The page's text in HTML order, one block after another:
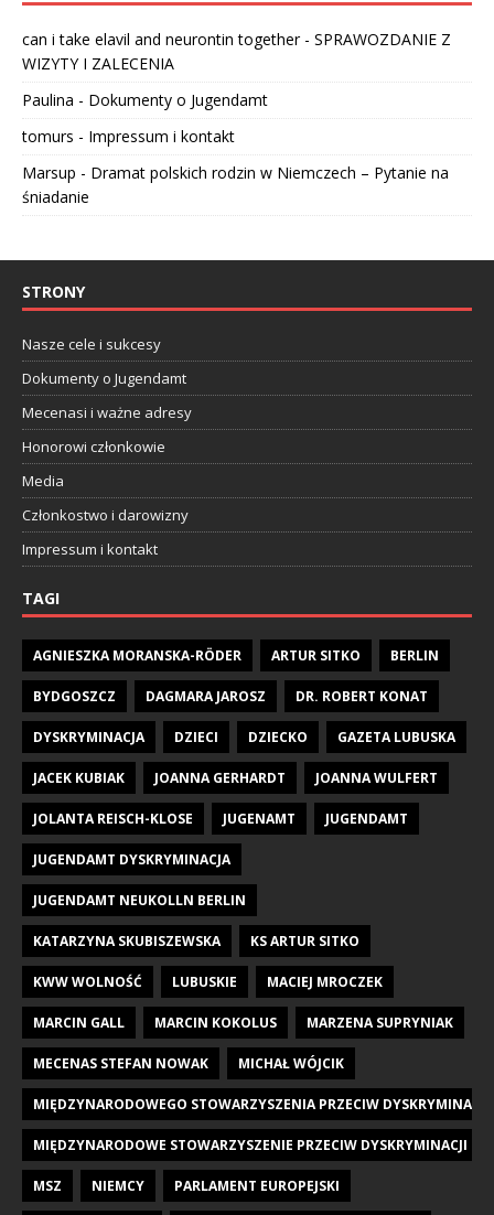
can i take elavil and neurontin together- SPRAWOZDANIE Z
WIZYTY I ZALECENIA
Paulina - Dokumenty o Jugendamt
tomurs - Impressum i kontakt
Marsup - Dramat polskich rodzin w Niemczech – Pytanie na
śniadanie
STRONY
Nasze cele i sukcesy
Dokumenty o Jugendamt
Mecenasi i ważne adresy
Honorowi członkowie
Media
Członkostwo i darowizny
Impressum i kontakt
TAGI
AGNIESZKA MORANSKA-RÖDER ARTUR SITKO BERLIN
BYDGOSZCZ DAGMARA JAROSZ DR. ROBERT KONAT
DYSKRYMINACJA DZIECI DZIECKO GAZETA LUBUSKA
JACEK KUBIAK JOANNA GERHARDT JOANNA WULFERT
JOLANTA REISCH-KLOSE JUGENAMT JUGENDAMT
JUGENDAMT DYSKRYMINACJA
JUGENDAMT NEUKOLLN BERLIN
KATARZYNA SKUBISZEWSKA KS ARTUR SITKO
KWW WOLNOŚĆ LUBUSKIE MACIEJ MROCZEK
MARCIN GALL MARCIN KOKOLUS MARZENA SUPRYNIAK
MECENAS STEFAN NOWAK MICHAŁ WÓJCIK
MIĘDZYNARODOWEGO STOWARZYSZENIA PRZECIW
MIĘDZYNARODOWE STOWARZYSZENIE PRZECIW DYSKRYMINACJI
MSZ NIEMCY PARLAMENT EUROPEJSKI